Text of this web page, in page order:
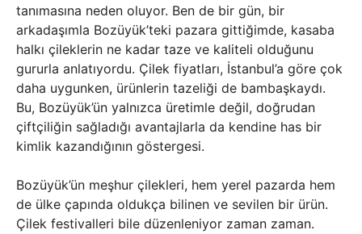
tanımasına neden oluyor. Ben de bir gün, bir
arkadaşımla Bozüyük’teki pazara gittiğimde, kasaba
halkı çileklerin ne kadar taze ve kaliteli olduğunu
gururla anlatıyordu. Çilek fiyatları, İstanbul’a göre çok
daha uygunken, ürünlerin tazeliği de bambaşkaydı.
Bu, Bozüyük’ün yalnızca üretimle değil, doğrudan
çiftçiliğin sağladığı avantajlarla da kendine has bir
kimlik kazandığının göstergesi.
Bozüyük’ün meşhur çilekleri, hem yerel pazarda hem
de ülke çapında oldukça bilinen ve sevilen bir ürün.
Çilek festivalleri bile düzenleniyor zaman zaman.